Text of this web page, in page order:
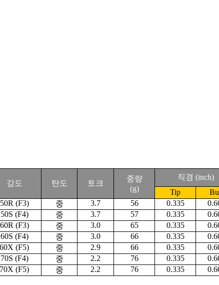
강도 탄도 토크
중량
(g)
직경 (inch)
Tip
50R (F3)
중 3.7 56 0.335
50S (F4)
중 3.7 57 0.335
60R (F3)
중 3.0 65 0.335
60S (F4)
중 3.0 66 0.335
60X (F5)
중 2.9 66 0.335
70S (F4)
중 2.2 76 0.335
70X (F5)
중 2.2 76 0.335